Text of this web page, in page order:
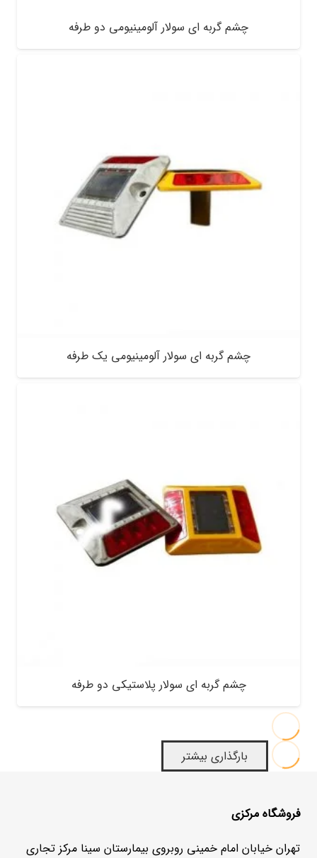
چشم گربه ای سولار آلومینیومی دو طرفه
چشم گربه ای سولار آلومینیومی یک طرفه
چشم گربه ای سولار پلاستیکی دو طرفه
بارگذاری بیشتر
فروشگاه مرکزی
تهران خیابان امام خمینی روبروی بیمارستان سینا مرکز تجاری